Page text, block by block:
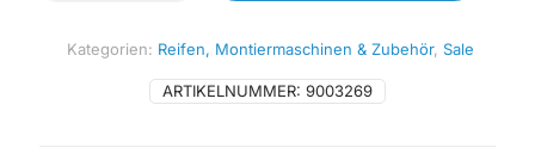
ARTIKELNUMMER: 9003269
Kategorien: Reifen, Montiermaschinen & Zubehör, Sale